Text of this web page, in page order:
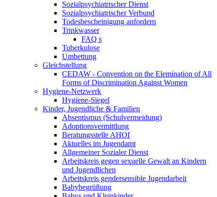
Sozialpsychiatrischer Dienst
Sozialpsychiatrischer Verbund
Todesbescheinigung anfordern
Trinkwasser
FAQ s
Tuberkulose
Umbettung
Gleichstellung
CEDAW - Convention on the Elemination of All
Forms of Discrimination Against Women
Hygiene-Netzwerk
Hygiene-Siegel
Kinder, Jugendliche & Familien
Absentismus (Schulvermeidung)
Adoptionsvermittlung
Beratungsstelle AHOI
Aktuelles im Jugendamt
Allgemeiner Sozialer Dienst
Arbeitskreis gegen sexuelle Gewalt an Kindern
und Jugendlichen
Arbeitskreis gendersensible Jugendarbeit
Babybegrüßung